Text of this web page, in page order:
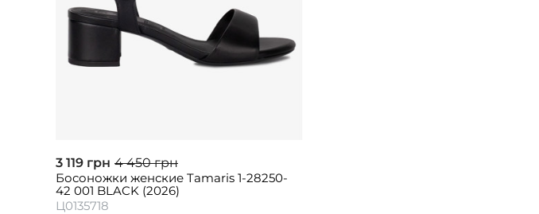
3 119 грн 4 450 грн
Босоножки женские Tamaris 1-28250-
42 001 BLACK (2026)
Ц0135718